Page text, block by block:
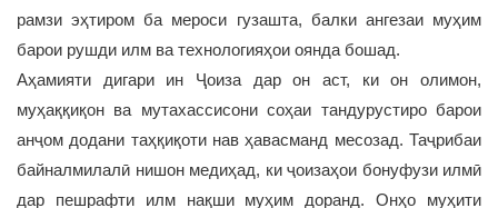
рамзи эҳтиром ба мероси гузашта, балки ангезаи муҳим
барои рушди илм ва технологияҳои оянда бошад.
Аҳамияти дигари ин Ҷоиза дар он аст, ки он олимон,
муҳаққиқон ва мутахассисони соҳаи тандурустиро барои
анҷом додани таҳқиқоти нав ҳавасманд месозад. Таҷрибаи
байналмилалӣ нишон медиҳад, ки ҷоизаҳои бонуфузи илмӣ
дар пешрафти илм нақши муҳим доранд. Онҳо муҳити